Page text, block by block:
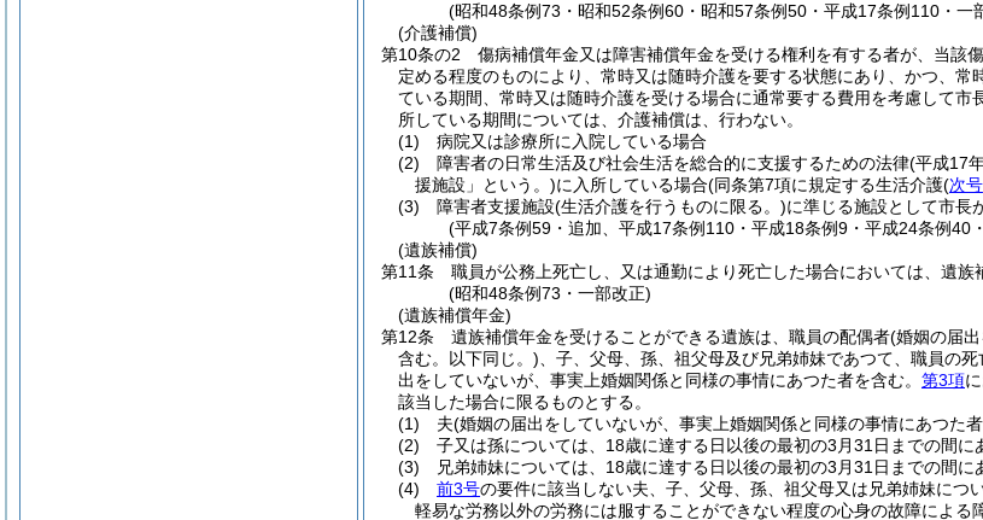
(昭和48条例73・昭和52条例60・昭和57条例50・平成17条例110・一
(介護補償)
第10条の2
傷病補償年金又は障害補償年金を受ける権利を有する者が、当該
定める程度のものにより、常時又は随時介護を要する状態にあり、かつ、
ている期間、常時又は随時介護を受ける場合に通常要する費用を考慮して市
所している期間については、介護補償は、行わない。
(1)
病院又は診療所に入院している場合
(2)
障害者の日常生活及び社会生活を総合的に支援するための法律(平成17
援施設」という。)に入所している場合(同条第7項に規定する生活介護(次号
(3)
障害者支援施設(生活介護を行うものに限る。)に準じる施設として市長
(平成7条例59・追加、平成17条例110・平成18条例9・平成24条例40
(遺族補償)
第11条
職員が公務上死亡し、又は通勤により死亡した場合においては、遺
(昭和48条例73・一部改正)
(遺族補償年金)
第12条
遺族補償年金を受けることができる遺族は、職員の配偶者(婚姻の届
含む。以下同じ。) 、子、父母、孫、祖父母及び兄弟姉妹であつて、職員の
出をしていないが、事実上婚姻関係と同様の事情にあつた者を含む。 第3項
該当した場合に限るものとする。
(1)
夫(婚姻の届出をしていないが、事実上婚姻関係と同様の事情にあつた
(2)
子又は孫については、18歳に達する日以後の最初の3月31日までの間に
(3)
兄弟姉妹については、18歳に達する日以後の最初の3月31日までの間に
(4)
前3号の要件に該当しない夫、子、父母、孫、祖父母又は兄弟姉妹につい
軽易な労務以外の労務には服することができない程度の心身の故障による